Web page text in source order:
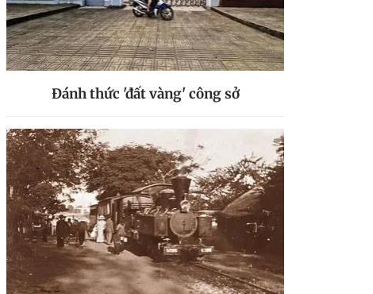
Đánh thức 'đất vàng' công sở